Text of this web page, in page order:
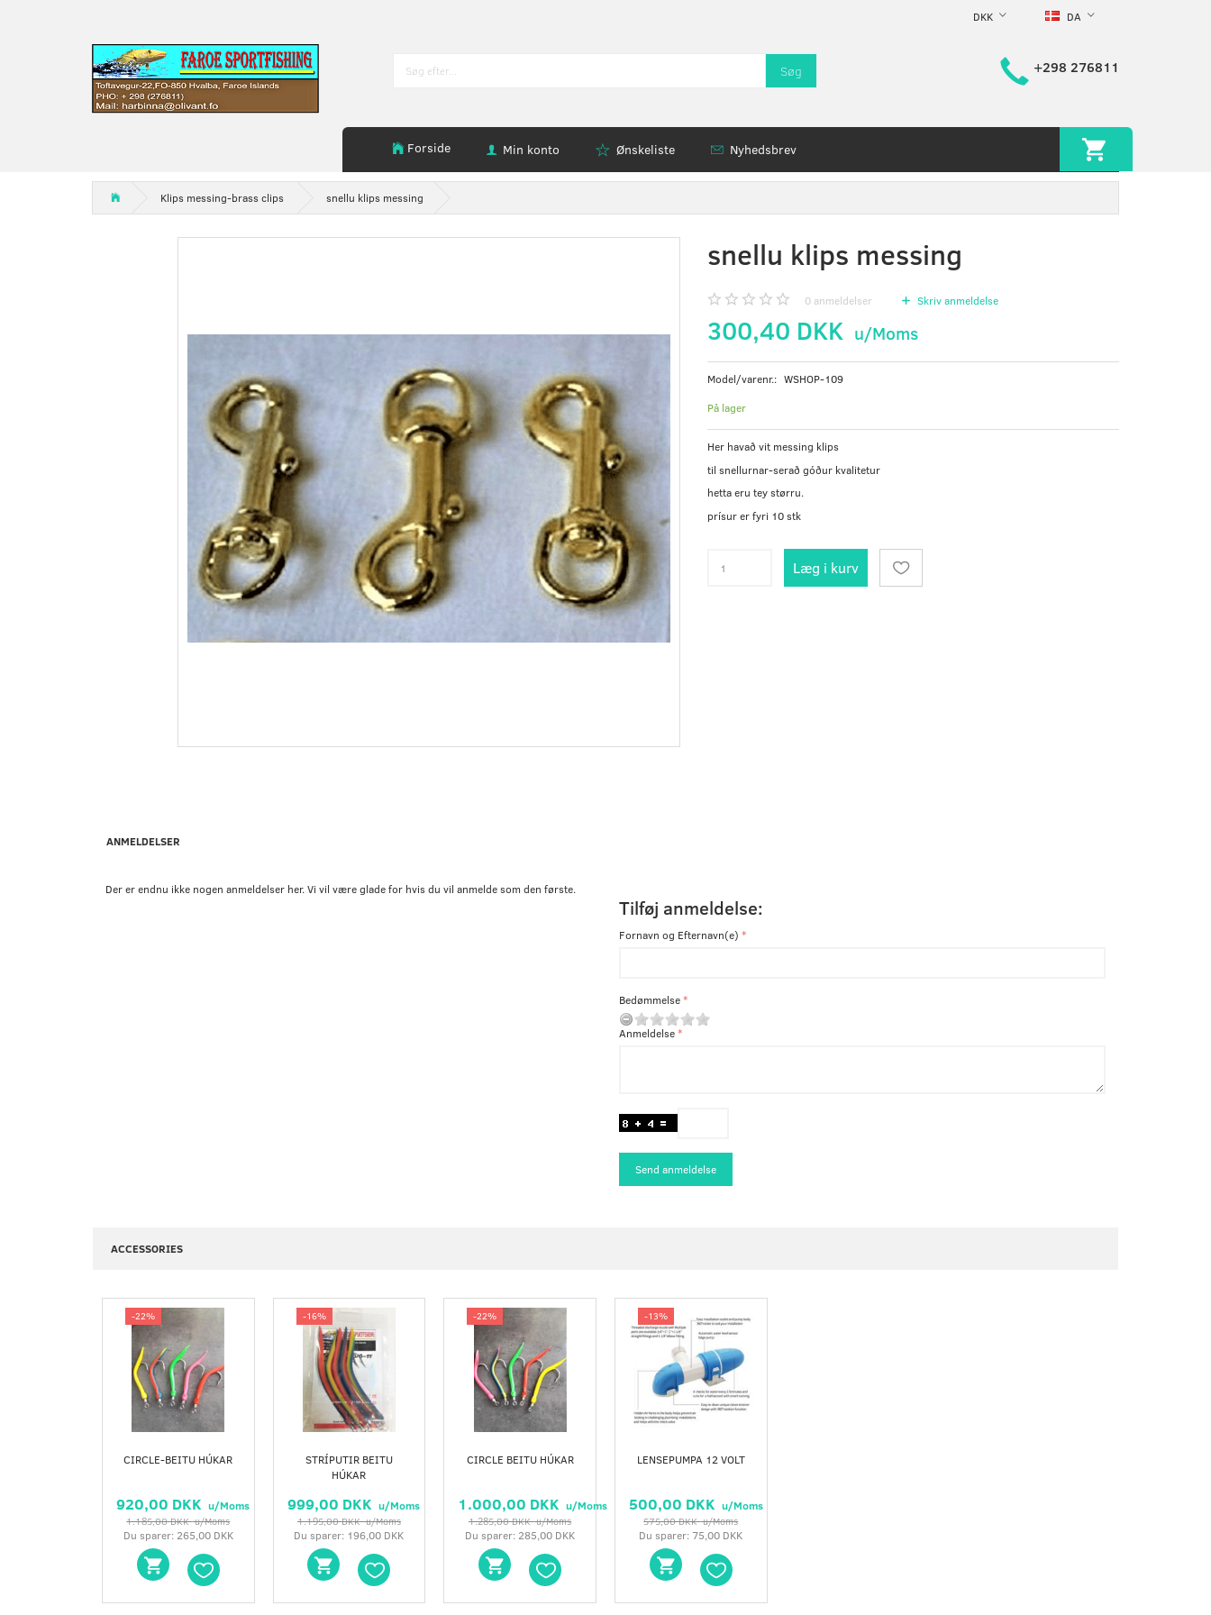
DA
DKK
Søg +298 276811
Forside Min konto Ønskeliste Nyhedsbrev
Klips messing-brass clips snellu klips messing
snellu klips messing
0anmeldelser Skriv anmeldelse
300,40 DKK u/Moms
Model/varenr.: WSHOP-109
På lager
Her havað vit messing klips
til snellurnar-serað góður kvalitetur
hetta eru tey størru.
prísur er fyri 10 stk
Læg i kurv
ANMELDELSER
Der er endnu ikke nogen anmeldelser her. Vi vil være glade for hvis du vil anmelde som den første.
Tilføj anmeldelse:
Fornavn og Efternavn(e)
Bedømmelse
Anmeldelse
Send anmeldelse
ACCESSORIES
-22%
CIRCLE-BEITU HÚKAR
920,00 DKK u/Moms
1.185,00 DKKu/Moms
Du sparer: 265,00 DKK
-16%
STRÍPUTIR BEITU
HÚKAR
999,00 DKK u/Moms
1.195,00 DKKu/Moms
Du sparer: 196,00 DKK
-22%
CIRCLE BEITU HÚKAR
1.000,00 DKK u/Moms
1.285,00 DKKu/Moms
Du sparer: 285,00 DKK
-13%
LENSEPUMPA 12 VOLT
500,00 DKK u/Moms
575,00 DKKu/Moms
Du sparer: 75,00 DKK